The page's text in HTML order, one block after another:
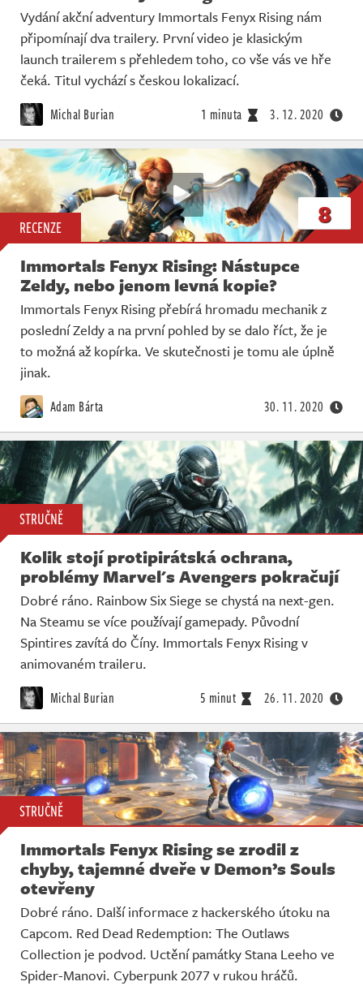
Vydání akční adventury Immortals Fenyx Rising nám
připomínají dva trailery. První video je klasickým
launch trailerem s přehledem toho, co vše vás ve hře
čeká. Titul vychází s českou lokalizací.
Michal Burian 1 minuta 3. 12. 2020
RECENZE 8
Immortals Fenyx Rising: Nástupce
Zeldy, nebo jenom levná kopie?
Immortals Fenyx Rising přebírá hromadu mechanik z
poslední Zeldy a na první pohled by se dalo říct, že je
to možná až kopírka. Ve skutečnosti je tomu ale úplně
jinak.
Adam Bárta 30. 11. 2020
STRUČNĚ
Kolik stojí protipirátská ochrana,
problémy Marvel's Avengers pokračují
Dobré ráno. Rainbow Six Siege se chystá na next-gen.
Na Steamu se více používají gamepady. Původní
Spintires zavítá do Číny. Immortals Fenyx Rising v
animovaném traileru.
Michal Burian 5 minut 26. 11. 2020
STRUČNĚ
Immortals Fenyx Rising se zrodil z
chyby, tajemné dveře v Demon’s Souls
otevřeny
Dobré ráno. Další informace z hackerského útoku na
Capcom. Red Dead Redemption: The Outlaws
Collection je podvod. Uctění památky Stana Leeho ve
Spider-Manovi. Cyberpunk 2077 v rukou hráčů.